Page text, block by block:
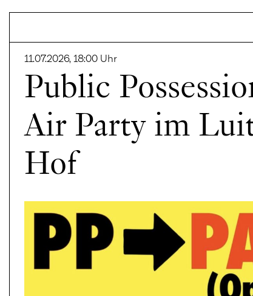
11.07.2026, 18:00 Uhr
Public
Air Party im
Hof